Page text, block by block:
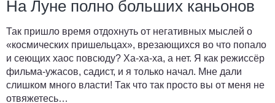
На Луне полно больших каньонов
Так пришло время отдохнуть от негативных мыслей о
«космических пришельцах», врезающихся во что попало
и сеющих хаос повсюду? Ха-ха-ха, а нет. Я как режиссёр
фильма-ужасов, садист, и я только начал. Мне дали
слишком много власти! Так что так просто вы от меня не
отвяжетесь…